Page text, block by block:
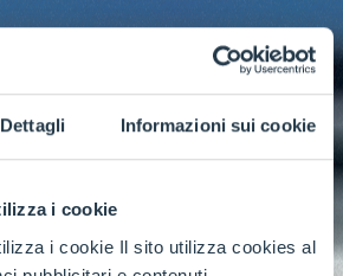
Dettagli Informazioni sui cookie
i cookie
i cookie Il sito utilizza cookies al